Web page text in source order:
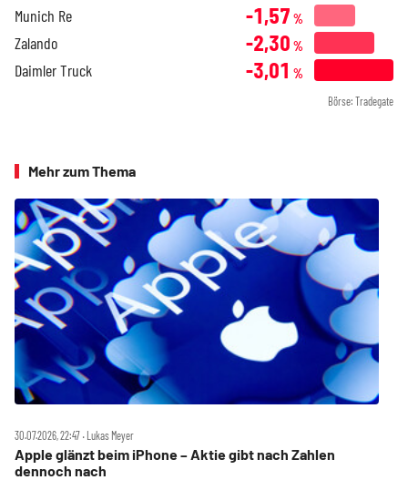
Munich Re -1,57 %
Zalando -2,30 %
Daimler Truck -3,01 %
Börse: Tradegate
Mehr zum Thema
30.07.2026, 22:47 ‧ Lukas Meyer
Apple glänzt beim iPhone – Aktie gibt nach Zahlen
dennoch nach